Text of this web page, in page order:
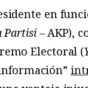
en
Partisi– AKP),
Electoral (